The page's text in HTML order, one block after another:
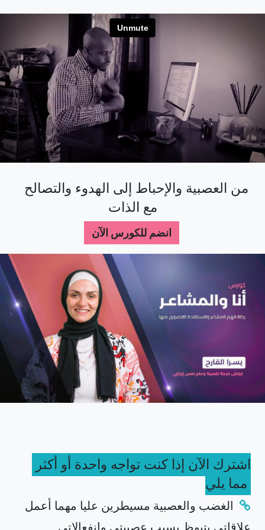
مع الذات
انضم للكورس الآن
اشترك الآن إذا كنت تواجه واحدة أو أكثر
مما يلي